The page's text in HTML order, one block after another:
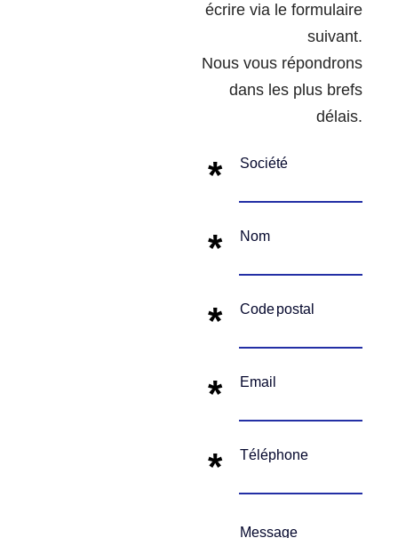
écrire via le formulaire
suivant.
Nous vous répondrons
dans les plus brefs
délais.
Société
Nom
Code posta
Emai
Té ép hone
Message